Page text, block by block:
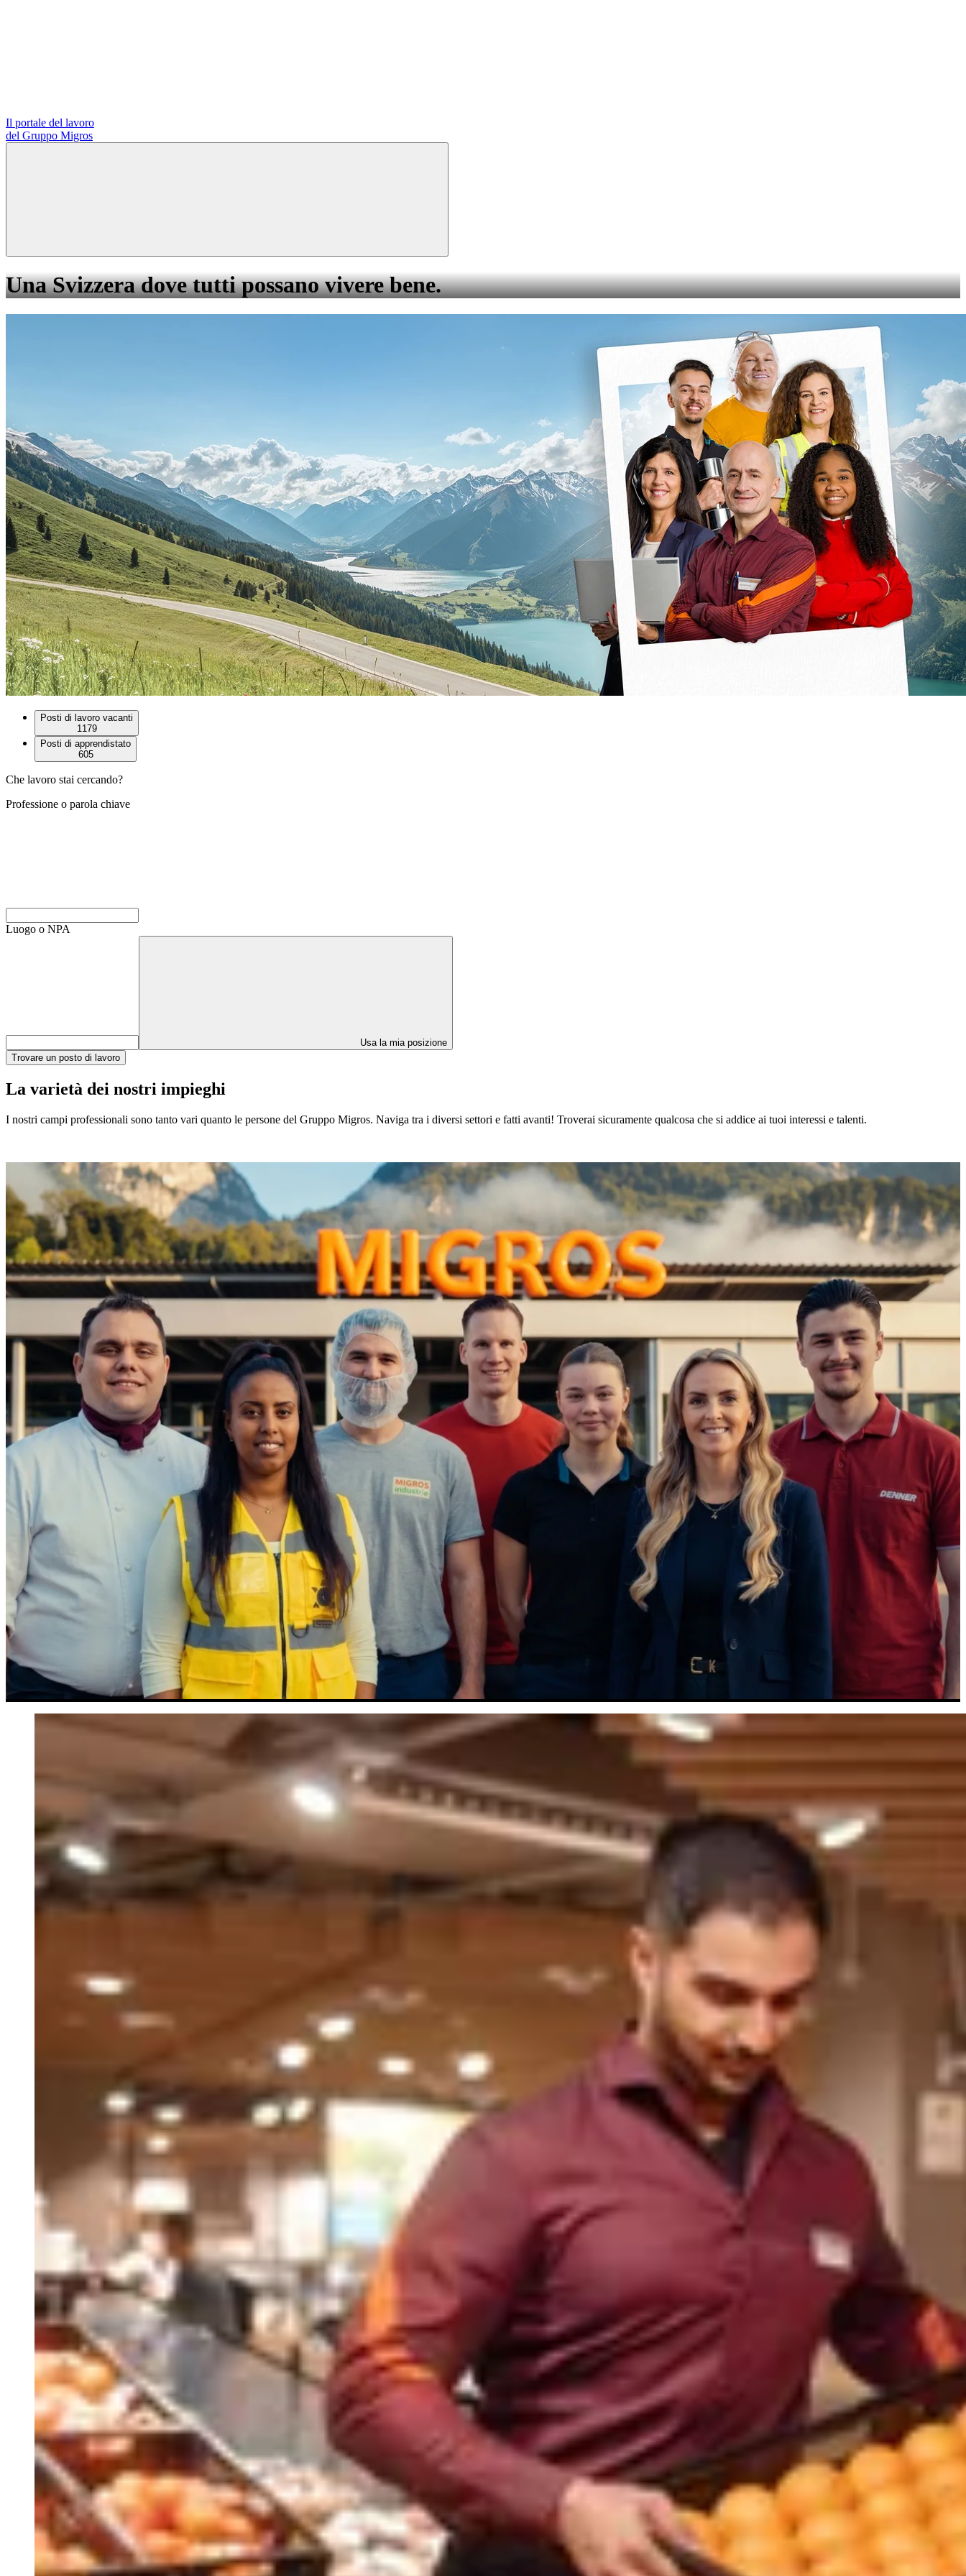
Il portale del lavoro
del Gruppo Migros
Una Svizzera dove tutti possano vivere bene.
Posti di lavoro vacanti
1179
Posti di apprendistato
605
Che lavoro stai cercando?
Professione o parola chiave
Luogo o NPA
Usa la mia posizione
Trovare un posto di lavoro
La varietà dei nostri impieghi
I nostri campi professionali sono tanto vari quanto le persone del Gruppo Migros. Naviga tra i diversi settori e fatti avanti! Troverai sicuramente qualcosa che si addice ai tuoi interessi e talenti.